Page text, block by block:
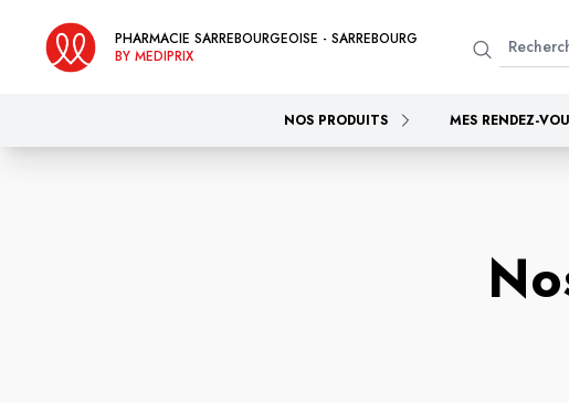
PHARMACIE SARREBOURGEOISE - SARREBOURG
BY MEDIPRIX
NOS PRODUITS MES RENDEZ-